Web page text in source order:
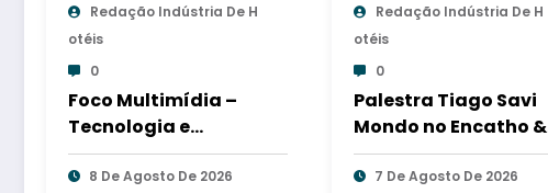
Redação Indústria De H
Otéis
0
Foco Multimídia –
Tecnologia e
Marketing no Encatho
& Exprotel 2026
8 De Agosto De 2026
Redação Indústria De H
Otéis
0
Palestra Tiago Savi
Mondo no Encatho &
Exprotel 2026
7 De Agosto De 2026